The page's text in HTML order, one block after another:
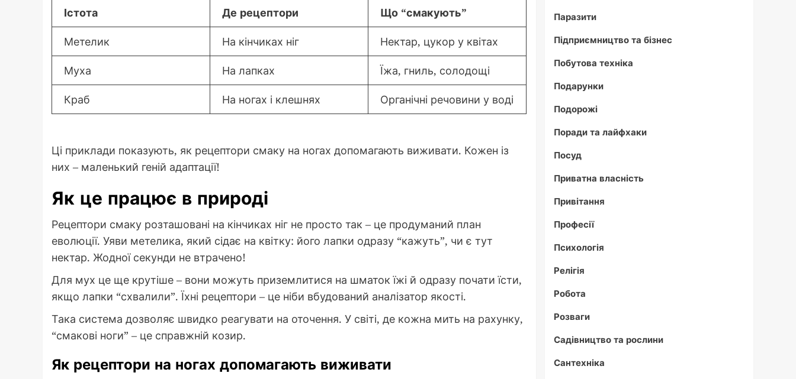
Істота Де рецептори Що “смакують”
Метелик На кінчиках ніг Нектар, цукор у квітах
Муха На лапках Їжа, гниль, солодощі
Краб На ногах і клешнях Органічні речовини у воді
Ці приклади показують, як рецептори смаку на ногах допомагають виживати. Кожен із
них – маленький геній адаптації!
Як це працює в природі
Рецептори смаку розташовані на кінчиках ніг не просто так – це продуманий план
еволюції. Уяви метелика, який сідає на квітку: його лапки одразу “кажуть”, чи є тут
нектар. Жодної секунди не втрачено!
Для мух це ще крутіше – вони можуть приземлитися на шматок їжі й одразу почати їсти,
якщо лапки “схвалили”. Їхні рецептори – це ніби вбудований аналізатор якості.
Така система дозволяє швидко реагувати на оточення. У світі, де кожна мить на рахунку,
“смакові ноги” – це справжній козир.
Як рецептори на ногах допомагають виживати
Паразити
Підприємництво та бізнес
Побутова техніка
Подарунки
Подорожі
Поради та лайфхаки
Посуд
Приватна власність
Привітання
Професії
Психологія
Релігія
Робота
Розваги
Садівництво та рослини
Сантехніка